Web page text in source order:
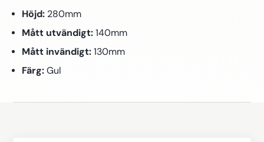
Höjd: 280mm
Mått utvändigt: 140mm
Mått invändigt: 130mm
Färg: Gul